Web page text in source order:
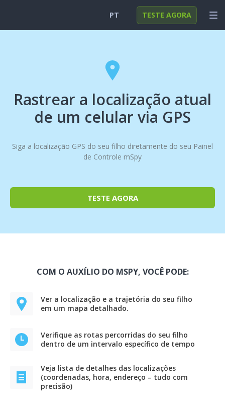
PT
Türkçe
Polski
TESTE AGORA
Rastrear a localização atual
de um celular via GPS
Siga a localização GPS do seu filho diretamente do seu Painel
de Controle mSpy
TESTE AGORA
COM O AUXÍLIO DO MSPY, VOCÊ PODE:
Ver a localização e a trajetória do seu filho
em um mapa detalhado.
Verifique as rotas percorridas do seu filho
dentro de um intervalo específico de tempo
Veja lista de detalhes das localizações
(coordenadas, hora, endereço – tudo com
precisão)